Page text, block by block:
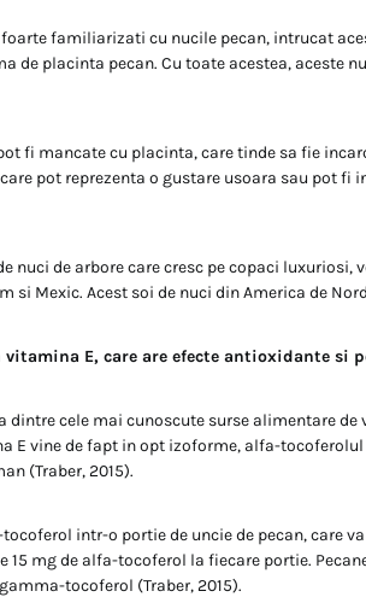
familiarizati cu nucile pecan, intrucat
de placinta pecan. Cu toate acestea, aceste
fi mancate cu placinta, care tinde sa fie
pot reprezenta o gustare usoara sau pot fi
nuci de arbore care cresc pe copaci luxuriosi,
si Mexic. Acest soi de nuci din America de
vitamina E, care are efecte antioxidante
dintre cele mai cunoscute surse alimentare de
E vine de fapt in opt izoforme, alfa-
(Traber, 2015).
intr-o portie de uncie de pecan, care
15 mg de alfa-tocoferol la fiecare portie.
tocoferol (Traber, 2015).